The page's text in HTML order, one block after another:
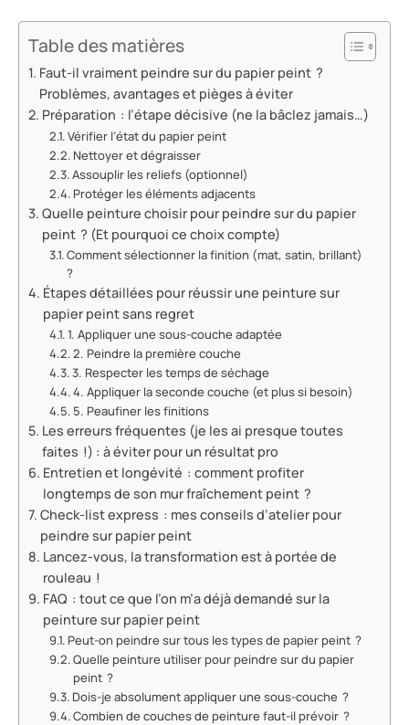
Table des matières
Faut-il vraiment peindre sur du papier peint ?
Problèmes, avantages et pièges à éviter
Préparation : l’étape décisive (ne la bâclez jamais…)
Vérifier l’état du papier peint
Nettoyer et dégraisser
Assouplir les reliefs (optionnel)
Protéger les éléments adjacents
Quelle peinture choisir pour peindre sur du papier
peint ? (Et pourquoi ce choix compte)
Comment sélectionner la finition (mat, satin, brillant)
?
Étapes détaillées pour réussir une peinture sur
papier peint sans regret
1. Appliquer une sous-couche adaptée
2. Peindre la première couche
3. Respecter les temps de séchage
4. Appliquer la seconde couche (et plus si besoin)
5. Peaufiner les finitions
Les erreurs fréquentes (je les ai presque toutes
faites !) : à éviter pour un résultat pro
Entretien et longévité : comment profiter
longtemps de son mur fraîchement peint ?
Check-list express : mes conseils d’atelier pour
peindre sur papier peint
Lancez-vous, la transformation est à portée de
rouleau !
FAQ : tout ce que l’on m’a déjà demandé sur la
peinture sur papier peint
Peut-on peindre sur tous les types de papier peint ?
Quelle peinture utiliser pour peindre sur du papier
peint ?
Dois-je absolument appliquer une sous-couche ?
Combien de couches de peinture faut-il prévoir ?